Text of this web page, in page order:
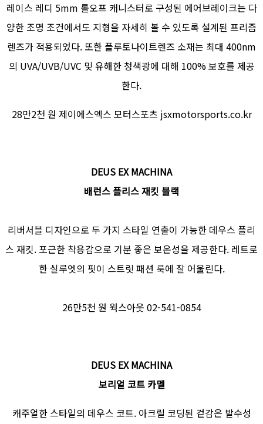
레이스 레디 5mm 롤오프 캐니스터로 구성된 에어브레이크는 다
양한 조명 조건에서도 지형을 자세히 볼 수 있도록 설계된 프리즘
렌즈가 적용되었다. 또한 플루토나이트렌즈 소재는 최대 400nm
의 UVA/UVB/UVC 및 유해한 청색광에 대해 100% 보호를 제공
한다.
28만2천 원 제이에스엑스 모터스포츠 jsxmotorsports.co.kr
DEUS EX MACHINA
배런스 플리스 재킷 블랙
리버서블 디자인으로 두 가지 스타일 연출이 가능한 데우스 플리
스 재킷. 포근한 착용감으로 기분 좋은 보온성을 제공한다. 레트로
한 실루엣의 핏이 스트릿 패션 룩에 잘 어울린다.
26만5천 원 웍스아웃 02-541-0854
DEUS EX MACHINA
보리얼 코트 카멜
캐주얼한 스타일의 데우스 코트. 아크릴 코딩된 겉감은 발수성